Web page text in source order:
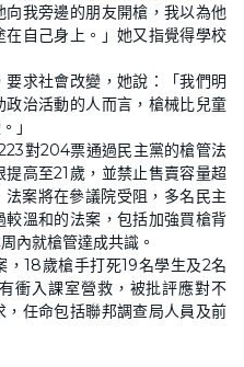
我旁邊的朋友開槍，我以為他
自己身上。」她又指覺得學校
求社會改變，她說：「我們明
治活動的人而言，槍械比兒童
」
對204票通過民主黨的槍管法
高至21歲，並禁止售賣容量超
案將在參議院受阻，多名民主
溫和的法案，包括加強買槍背
內就槍管達成共識。
，18歲槍手打死19名學生及2名
衝入課室營救，被批評應對不
任命包括聯邦調查局人員及前